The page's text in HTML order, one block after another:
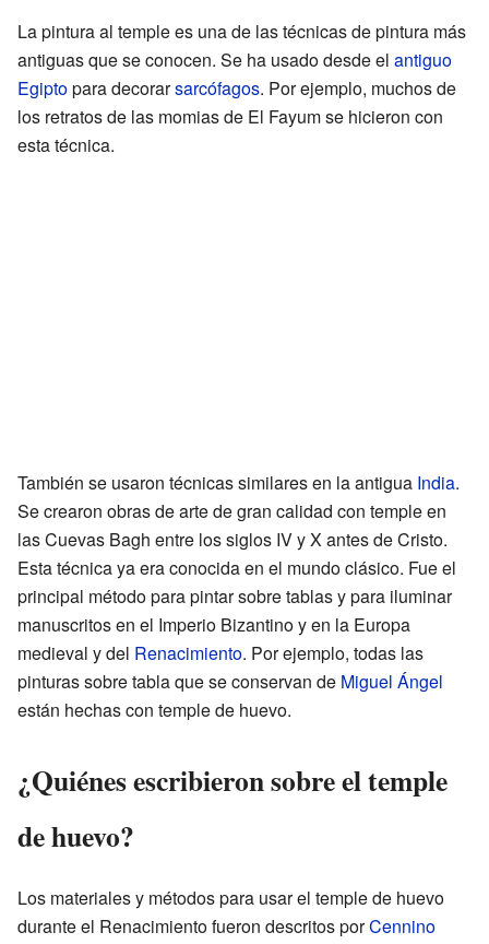
La pintura al temple es una de las técnicas de pintura más
antiguas que se conocen. Se ha usado desde el antiguo
Egiptopara decorarsarcófagos. Por ejemplo, muchos de
los retratos de las momias de El Fayum se hicieron con
esta técnica.
También se usaron técnicas similares en la antigua India.
Se crearon obras de arte de gran calidad con temple en
las Cuevas Bagh entre los siglos IV y X antes de Cristo.
Esta técnica ya era conocida en el mundo clásico. Fue el
principal método para pintar sobre tablas y para iluminar
manuscritos en el Imperio Bizantino y en la Europa
medieval y del Renacimiento. Por ejemplo, todas las
pinturas sobre tabla que se conservan de Miguel Ángel
están hechas con temple de huevo.
¿Quiénes escribieron sobre el temple
de huevo?
Los materiales y métodos para usar el temple de huevo
durante el Renacimiento fueron descritos porCennino